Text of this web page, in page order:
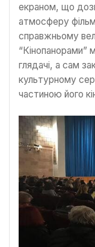
екраном, що
атмосферу
справжньому
“Кінопанорами”
глядачі, а сам
культурному
частиною його